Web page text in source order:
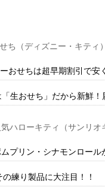
ち（ディズニー・キティ
おせちは超早期割引で安
生おせち」だから新鮮
ハローキティ（サンリ
プリン・シナモンロー
練り製品に大注目！！